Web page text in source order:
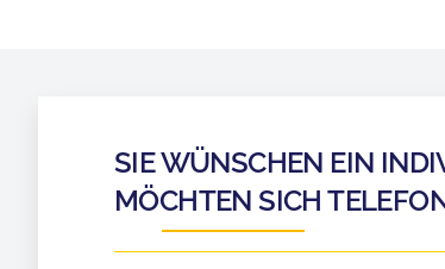
SIE WÜNSCHEN EIN
MÖCHTEN SICH